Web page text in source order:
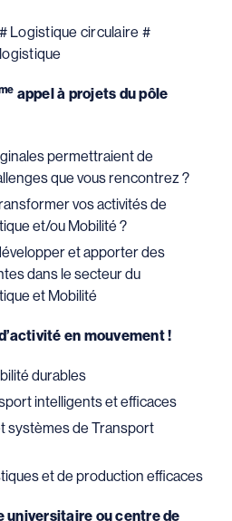
Logistique circulaire #
appel à projets du pôle
permettraient de
que vous rencontrez ?
vos activités de
et/ou Mobilité ?
et apporter des
dans le secteur du
et Mobilité
en mouvement !
durables
intelligents et efficaces
systèmes de Transport
et de production efficaces
universitaire ou centre de